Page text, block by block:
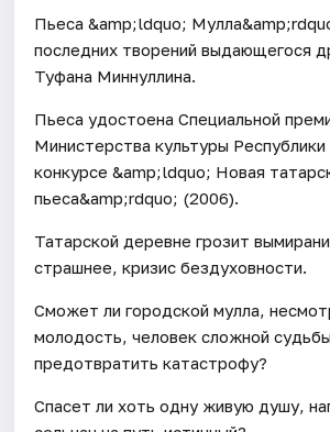
Пьеса &amp;ldquo;
последних творений выдающегося
Туфана Миннуллина.
Пьеса удостоена Специальной
Министерства культуры Республики
конкурсе &amp;ldquo; Новая
пьеса&amp;rdquo; (2006).
Татарской деревне грозит
страшнее, кризис бездуховности.
Сможет ли городской мулла,
молодость, человек сложной
предотвратить катастрофу?
Спасет ли хоть одну живую душу,